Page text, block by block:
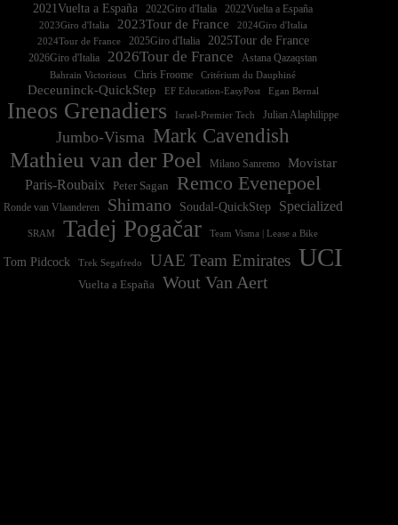
2021Vuelta a España 2022Vuelta a España
2023Giro d'Italia 2023Tour de France
2024Tour de France
2025Giro d'Italia 2025Tour de France
2026Giro d'Italia 2026Tour de France Astana Qazaqstan
Bahrain Victorious Chris Froome Critérium du Dauphiné
Deceuninck-QuickStep EF Education-EasyPost Egan Bernal
Ineos Grenadiers Israel-Premier Tech Julian Alaphilippe
Jumbo-Visma Mark Cavendish
Mathieu van der Poel Milano Sanremo
Movistar
Paris-Roubaix
Peter Sagan Remco Evenepoel
Ronde van Vlaanderen Shimano Soudal-QuickStep Specialized
SRAM Tadej Pogačar Team Visma | Lease a Bike
Tom Pidcock Trek Segafredo UAE Team Emirates UCI
Vuelta a España Wout Van Aert